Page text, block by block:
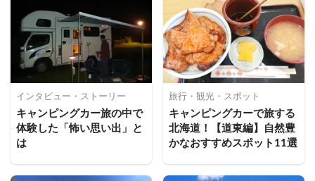
インタビュー・ストーリー
キャンピングカー旅の中で
体験した「怖い思い出」と
は
旅行・観光・スポット
キャンピングカーで旅する
北海道！【道東編】自然豊
かなおすすめスポット11選